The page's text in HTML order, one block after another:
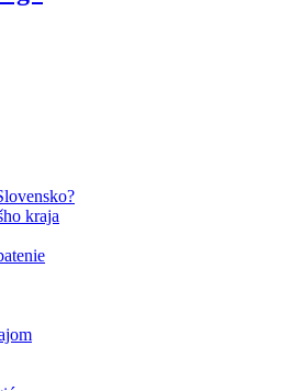
kraja